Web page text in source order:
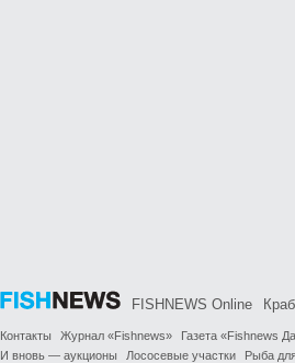
FISHNEWS Online
Контакты Журнал «Fishnews» Газета «Fishnews
И вновь — аукционы
Лососевые участки Рыба